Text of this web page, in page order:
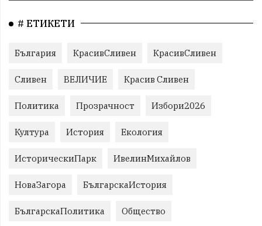
# ЕТИКЕТИ
България КрасивСливен КрасивСливен
Сливен ВЕЛИЧИЕ Красив Сливен
Политика Прозрачност Избори2026
Култура История Екология
ИсторическиПарк ИвелинМихайлов
НоваЗагора БългарскаИстория
БългарскаПолитика Общество